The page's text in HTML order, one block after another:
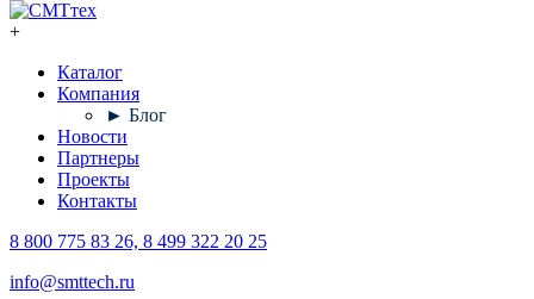
+
Каталог
Компания
► Блог
Новости
Партнеры
Проекты
Контакты
8 800 775 83 26, 8 499 322 20 25
info@smttech.ru